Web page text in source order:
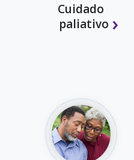
Cuidado
paliativo